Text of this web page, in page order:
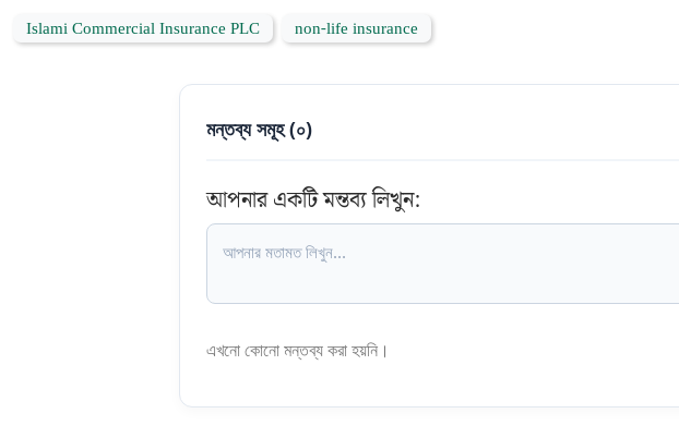
Islami Commercial Insurance PLC non-life insurance
মন্তব্য সমূহ (০)
আপনার একটি মন্তব্য লিখুন:
এখনো কোনো মন্তব্য করা হয়নি।